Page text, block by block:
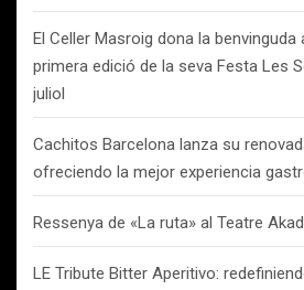
El Celler Masroig dona la benvinguda
primera edició de la seva Festa Les
juliol
Cachitos Barcelona lanza su
ofreciendo la mejor experiencia
Ressenya de «La ruta» al Teatre
LE Tribute Bitter Aperitivo: